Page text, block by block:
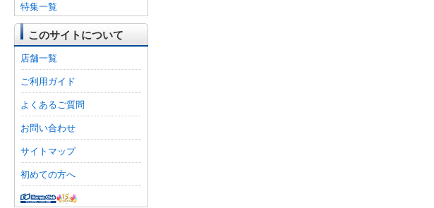
特集一覧
このサイトについて
店舗一覧
ご利用ガイド
よくあるご質問
お問い合わせ
サイトマップ
初めての方へ